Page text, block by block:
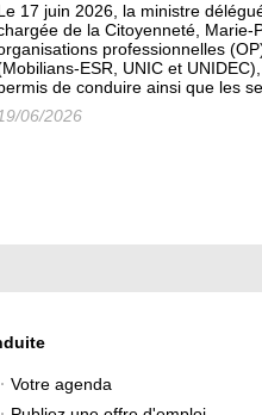
17 juin 2026, la ministre
de la Citoyenneté, Marie-
professionnelles
ESR, UNIC et
de conduire ainsi que les
06/2026
Votre agenda